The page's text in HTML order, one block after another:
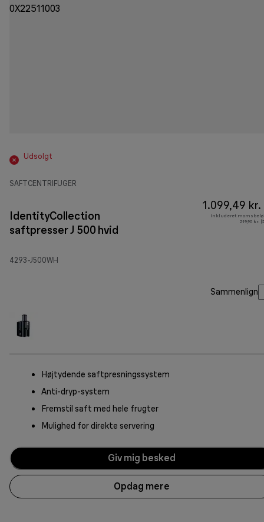
Udsolgt
SAFTCENTRIFUGER
IdentityCollection
saftpresser J 500 hvid
4293-J500WH
1.099,49 kr.
Inkluderet
219,90 kr.
Sammenlign
Højtydende saftpresningssystem
Anti-dryp-system
Fremstil saft med hele frugter
Mulighed for direkte servering
Giv mig besked
Opdag mere